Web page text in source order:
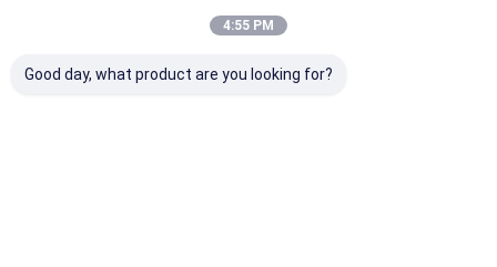
4:55 PM
Good day, what product are you looking for?